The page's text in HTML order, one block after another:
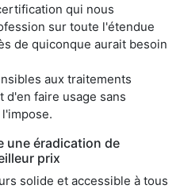
qui nous
sur toute l'étendue
de quiconque aurait besoin
aux traitements
d'en faire usage sans
une éradication de
prix
solide et accessible à tous